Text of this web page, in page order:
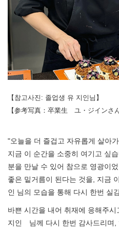
【참고사진: 졸업생 유 지인님】
【参考写真：卒業生 ユ・ジインさん
"오늘을 더 즐겁고 자유롭게 살아
지금 이 순간을 소중히 여기고 싶
분을 만날 수 있어 참으로 영광이
좋은 밑거름이 된다는 것을, 지금
인 님의 모습을 통해 다시 한번 실
바쁜 시간을 내어 취재에 응해주
지인 님께 다시 한번 감사드리며,